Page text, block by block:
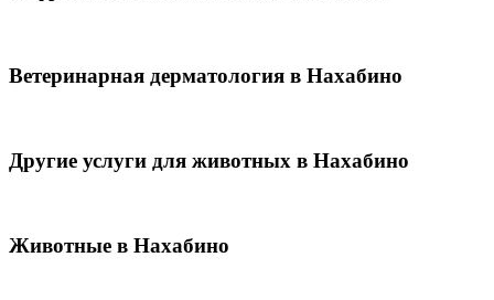
Ветеринарная дерматология в Нахабино
Другие услуги для животных в Нахабино
Животные в Нахабино